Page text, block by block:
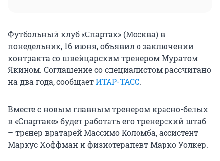
Футбольный клуб «Спартак» (Москва) в
понедельник, 16 июня, объявил о заключении
контракта со швейцарским тренером Муратом
Якином. Соглашение со специалистом рассчитано
на два года, сообщаетИТАР-ТАСС.
Вместе с новым главным тренером красно-белых
в «Спартаке» будет работать его тренерский штаб
– тренер вратарей Массимо Коломба, ассистент
Маркус Хоффман и физиотерапевт Марко Уолкер.